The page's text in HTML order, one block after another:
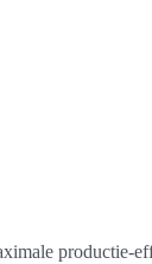
productie-